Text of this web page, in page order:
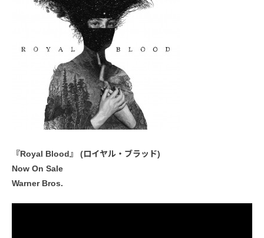
『Royal Blood』 (ロイヤル・ブラッド)
Now On Sale
Warner Bros.